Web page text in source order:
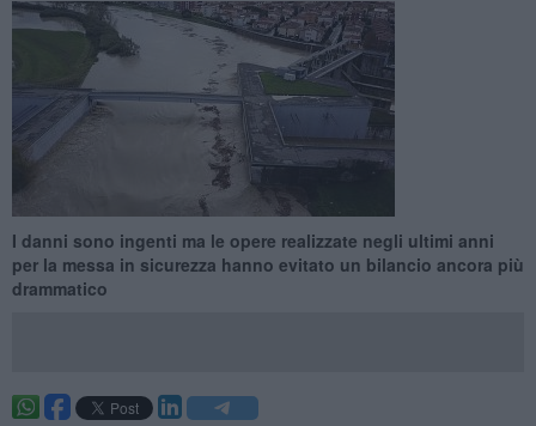
I danni sono ingenti ma le opere realizzate negli ultimi anni
per la messa in sicurezza hanno evitato un bilancio ancora più
drammatico